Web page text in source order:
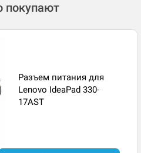
покупают
Разъем питания для
Lenovo IdeaPad 330-
17AST